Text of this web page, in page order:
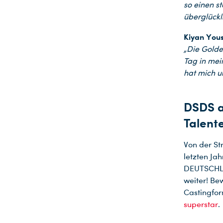
so einen
Kiyan
„Die
Tag in
hat mich
DSDS
Von der
letzten
weiter!
superstar.